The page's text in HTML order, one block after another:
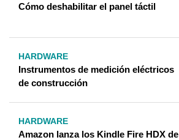
Cómo deshabilitar el panel táctil
HARDWARE
Instrumentos de medición eléctricos
de construcción
HARDWARE
Amazon lanza los Kindle Fire HDX de